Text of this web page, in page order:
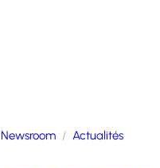
Newsroom Actualités